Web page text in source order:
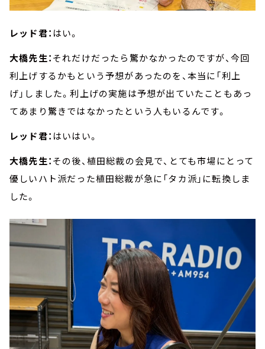
レッド君： はい。
大橋先生：それだけだったら驚かなかったのですが、今回
利上げするかもという予想があったのを、本当に「利上
げ」しました。利上げの実施は予想が出ていたこともあっ
てあまり驚きではなかったという人もいるんです。
レッド君： はいはい。
大橋先生：その後、植田総裁の会見で、とても市場にとって
優しいハト派だった植田総裁が急に「タカ派」に転換しま
した。